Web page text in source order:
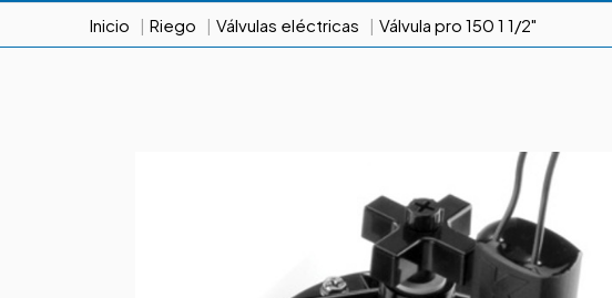
Inicio Riego Válvulas eléctricas Válvula pro 150 1 1/2"